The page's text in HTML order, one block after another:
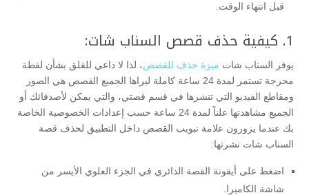
قبل انتهاء الوقت.
1. كيفية حذف قصص السناب شات:
يوفر السناب شات ميزة حذف للقصص، لذا لا داعي للقلق بشأن لقطة
محرجة تستمر لمدة 24 ساعة كاملة ليراها الجميع القصص هي الصور
ومقاطع الفيديو التي تنشرها في قسم قصتي، والتي يمكن لأصدقائك أو
الجميع مشاهدتها علناً لمدة 24 ساعة حسب إعدادات الخصوصية الخاصة
بك عندما يزورون علامة تبويب القصص داخل التطبيق لحذف قصة
السناب شات نشرتها:
اضغط على أيقونة القصة الدائري في الجزء العلوي الأيسر من
شاشة الكاميرا.